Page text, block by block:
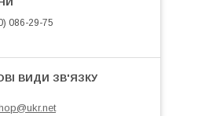
086-29-75